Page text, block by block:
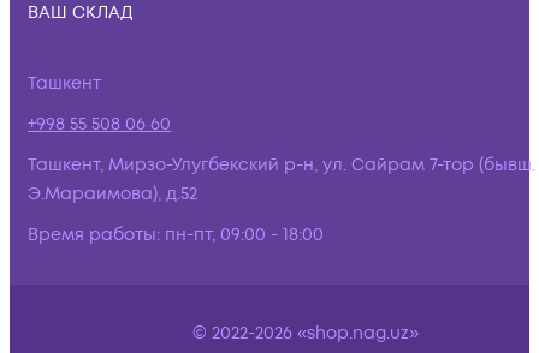
ВАШ СКЛАД
Ташкент
+998 55 508 06 60
Ташкент, Мирзо-Улугбекский р-н, ул. Сайрам 7-тор (бывш.
Э.Мараимова), д.52
Время работы: пн-пт, 09:00 - 18:00
© 2022-2026 «shop.nag.uz»